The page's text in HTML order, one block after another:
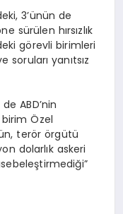
3’ünün de
sürülen hırsızlık
görevli birimleri
yanıtsız
ABD’nin
birim Özel
terör örgütü
dolarlık askeri